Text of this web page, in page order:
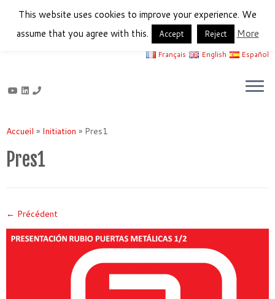
au
Español
English
Français
Accueil » Initiation » Pres1
Pres1
← Précédent
This website uses cookies to improve your experience. We
assume that you agree with this.
Accept Reject More